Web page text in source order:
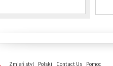
Zmień styl Polski Contact Us
Pomoc